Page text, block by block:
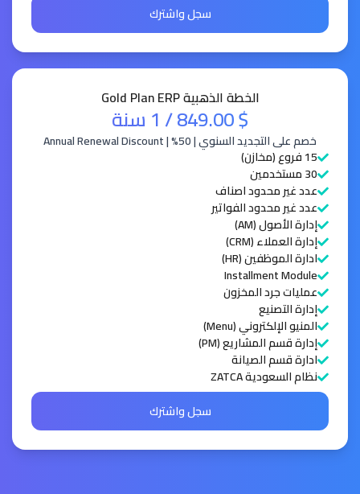
سجل واشترك
الخطة الذهبية Gold Plan ERP
$ 849.00 / 1 سنة
خصم على التجديد السنوي | 50% | Annual Renewal Discount
15 فروع (مخازن)
30 مستخدمين
عدد غير محدود اصناف
عدد غير محدود الفواتير
إدارة الأصول (AM)
إدارة العملاء (CRM)
ادارة الموظفين (HR)
Installment Module
عمليات جرد المخزون
إدارة التصنيع
المنيو الإلكتروني (Menu)
إدارة قسم المشاريع (PM)
ادارة قسم الصيانة
نظام السعودية ZATCA
سجل واشترك